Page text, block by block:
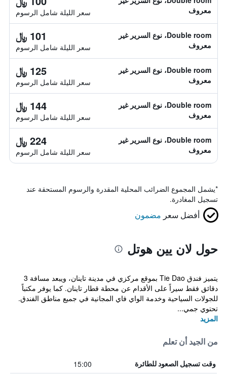
معروف
سعر الليلة شامل الرسوم
Double room، نوع السرير غير
معروف
101 ﷼
سعر الليلة شامل الرسوم
Double room، نوع السرير غير
معروف
125 ﷼
سعر الليلة شامل الرسوم
Double room، نوع السرير غير
معروف
144 ﷼
سعر الليلة شامل الرسوم
Double room، نوع السرير غير
معروف
224 ﷼
سعر الليلة شامل الرسوم
*يشمل المجموع الضرائب المحلية المقدرة والرسوم المستحقة عند
تسجيل المغادرة.
أفضل سعر مضمون
حول لان يين هوتل
يتميز فندق Tie Dao بموقع مركزي في مدينة تاينان، ويبعد مسافة 3
دقائق فقط سيراً على الأقدام عن محطة قطار تاينان. كما يوفر مكتباً
للجولات السياحية وخدمة الواي فاي المجانية في جميع مناطق الفندق.
تحتوي جمي...
المزيد
من الجيد أن تعلم
وقت تسجيل الصعود للطائرة 15:00